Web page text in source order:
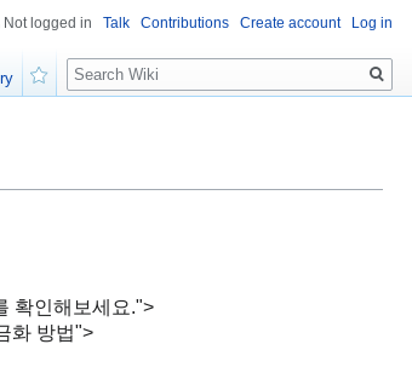
확인해보세요.">
화 방법">
Not logged in Talk Contributions Create account Log in
Search